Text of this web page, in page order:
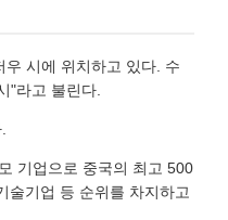
시에 위치하고 있다. 수
"라고 불린다.
기업으로 중국의 최고 500
술기업 등 순위를 차지하고